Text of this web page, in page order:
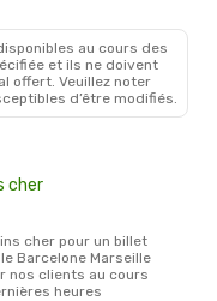
au cours des
et ils ne doivent
offert. Veuillez noter
d’être modifiés.
cher
Barcelone Marseille
nos clients au cours
heures